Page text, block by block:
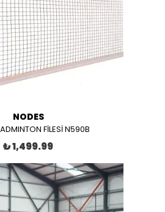
NODES
FİLESİ N590B
₺ 1,499.99